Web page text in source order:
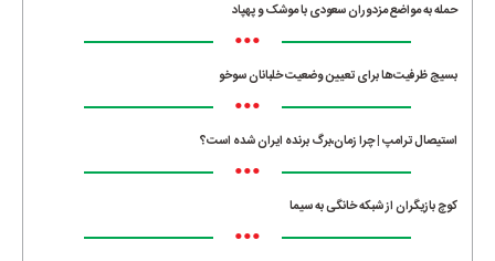
حمله به مواضع مزدوران سعودی با موشک و پهپاد
•••
بسیج ظرفیت‌ها برای تعیین وضعیت خلبانان سوخو
•••
استیصال ترامپ | چرا زمان،برگ برنده ایران شده است؟
•••
کوچ بازیگران از شبکه خانگی به سیما
•••